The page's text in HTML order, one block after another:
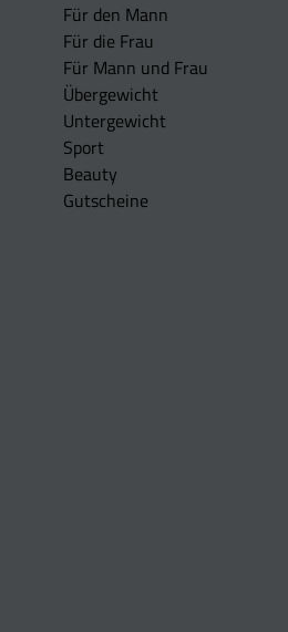
Für den Mann
Für die Frau
Für Mann und Frau
Übergewicht
Untergewicht
Sport
Beauty
Gutscheine